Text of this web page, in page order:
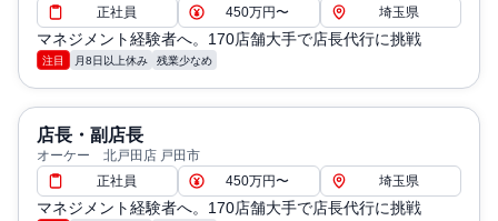
正社員
450万円〜 埼玉県
マネジメント経験者へ。170店舗大手で店長代行に挑戦
注目 月8日以上休み 残業少なめ
店長・副店長
オーケー 北戸田店 戸田市
正社員
450万円〜 埼玉県
マネジメント経験者へ。170店舗大手で店長代行に挑戦